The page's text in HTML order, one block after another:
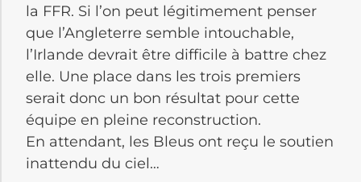
la FFR. Si l’on peut légitimement penser
que l’Angleterre semble intouchable,
l’Irlande devrait être difficile à battre chez
elle. Une place dans les trois premiers
serait donc un bon résultat pour cette
équipe en pleine reconstruction.
En attendant, les Bleus ont reçu le soutien
inattendu du ciel…